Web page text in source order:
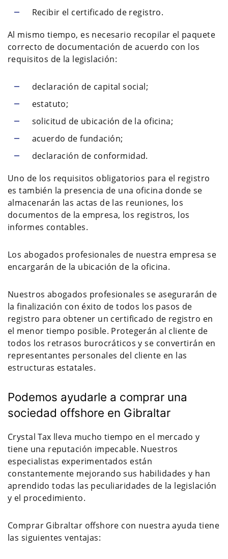
Recibir el certificado de registro.
Al mismo tiempo, es necesario recopilar el paquete
correcto de documentación de acuerdo con los
requisitos de la legislación:
declaración de capital social;
estatuto;
solicitud de ubicación de la oficina;
acuerdo de fundación;
declaración de conformidad.
Uno de los requisitos obligatorios para el registro
es también la presencia de una oficina donde se
almacenarán las actas de las reuniones, los
documentos de la empresa, los registros, los
informes contables.
Los abogados profesionales de nuestra empresa se
encargarán de la ubicación de la oficina.
Nuestros abogados profesionales se asegurarán de
la finalización con éxito de todos los pasos de
registro para obtener un certificado de registro en
el menor tiempo posible. Protegerán al cliente de
todos los retrasos burocráticos y se convertirán en
representantes personales del cliente en las
estructuras estatales.
Podemos ayudarle a comprar una
sociedad offshore en Gibraltar
Crystal Tax lleva mucho tiempo en el mercado y
tiene una reputación impecable. Nuestros
especialistas experimentados están
constantemente mejorando sus habilidades y han
aprendido todas las peculiaridades de la legislación
y el procedimiento.
Comprar Gibraltar offshore con nuestra ayuda tiene
las siguientes ventajas: